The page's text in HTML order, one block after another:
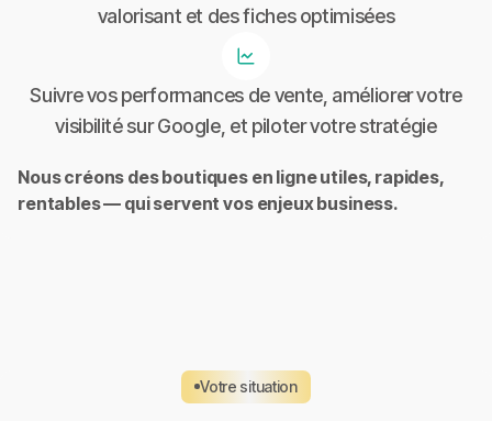
valorisant et des fiches optimisées
Suivre vos performances de vente, améliorer votre
visibilité sur Google, et piloter votre stratégie
Nous créons des boutiques en ligne utiles, rapides,
rentables — qui servent vos enjeux business.
Votre situation